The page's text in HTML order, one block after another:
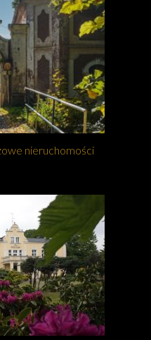
nieruchomości